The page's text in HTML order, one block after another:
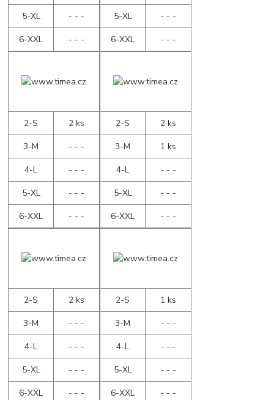
5-XL
- - -
6-XXL
- - -
5-XL
- - -
6-XXL
- - -
2-S
2 ks
3-M
- - -
4-L
- - -
5-XL
- - -
6-XXL
- - -
2-S
2 ks
3-M
1 ks
4-L
- - -
5-XL
- - -
6-XXL
- - -
2-S
2 ks
3-M
- - -
4-L
- - -
5-XL
- - -
6-XXL
- - -
2-S
1 ks
3-M
- - -
4-L
- - -
5-XL
- - -
6-XXL
- - -